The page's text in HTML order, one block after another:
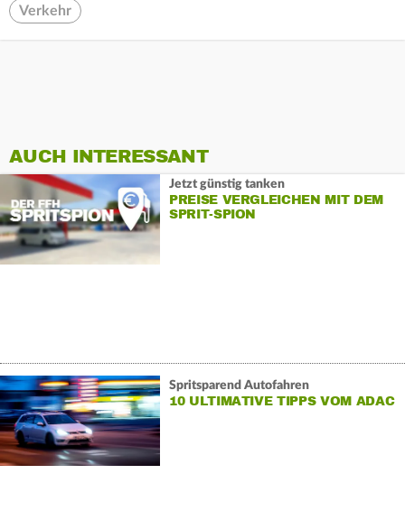
Verkehr
AUCH INTERESSANT
Jetzt günstig tanken
PREISE VERGLEICHEN MIT DEM
SPRIT-SPION
Spritsparend Autofahren
10 ULTIMATIVE TIPPS VOM ADAC